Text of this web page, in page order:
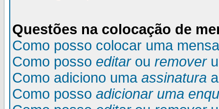
Questões na colocação de
Como posso colocar uma
Como posso editarou remover
Como adiciono uma assinatura
Como posso adicionar uma